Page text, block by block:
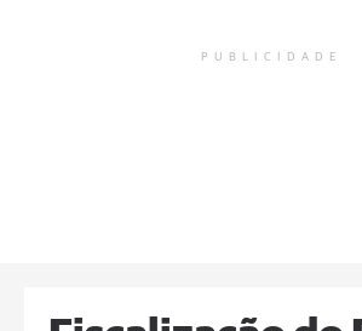
PUBLICIDADE